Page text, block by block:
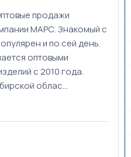
продажи
МАРС. Знакомый с
и по сей день.
оптовыми
с 2010 года.
облас...